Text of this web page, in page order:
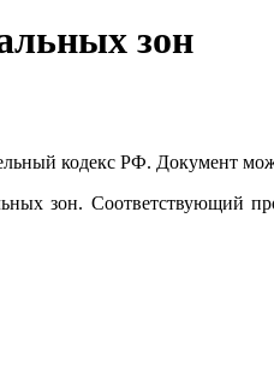
зон
кодекс РФ. Документ
зон. Соответствующий